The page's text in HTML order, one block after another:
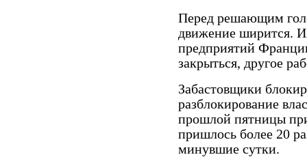
Перед решающим
движение ширится.
предприятий
закрыться, другое
Забастовщики
разблокирование
прошлой пятницы
пришлось более 20
минувшие сутки.